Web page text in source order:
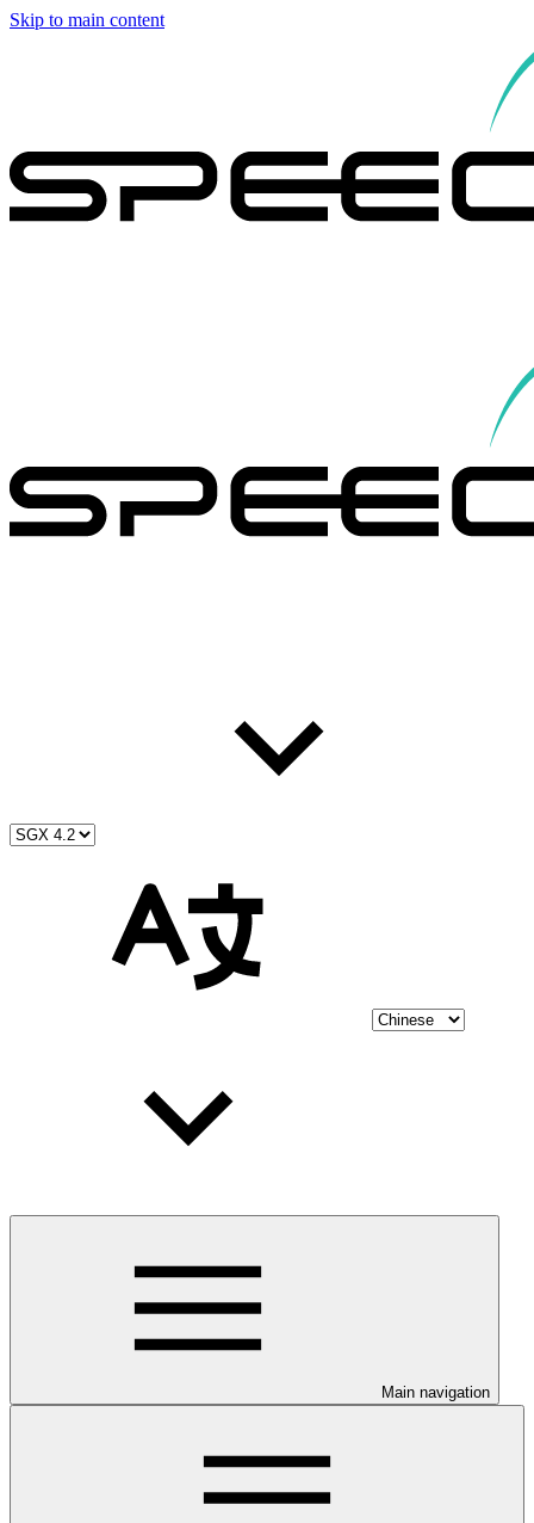
Skip to main content
Main navigation